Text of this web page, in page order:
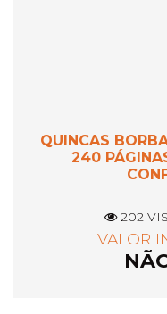
QUINCAS
240
202
VALOR